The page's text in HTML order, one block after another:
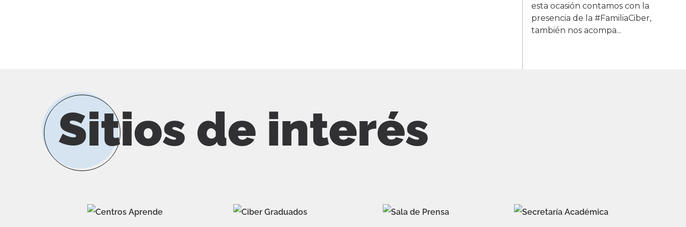
esta ocasión contamos con la
presencia de la #FamiliaCiber,
también nos acompa...
Sitios de interés